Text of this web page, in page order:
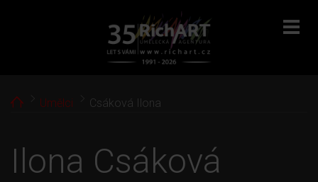
HomeUmělci Csáková Ilona
Ilona Csáková